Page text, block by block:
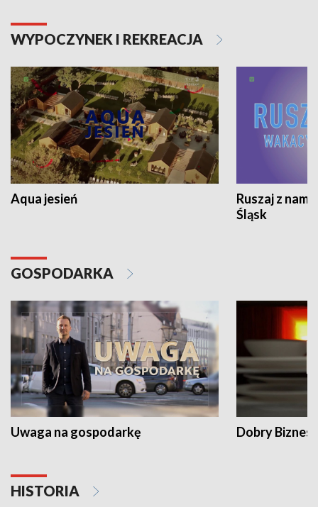
WYPOCZYNEK I REKREACJA
Aqua jesień
Ruszaj z
Śląsk
GOSPODARKA
Uwaga na gospodarkę Dobry Biznes
HISTORIA